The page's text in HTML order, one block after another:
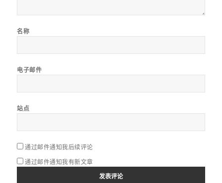
名称
电子邮件
站点
通过邮件通知我后续评论
通过邮件通知我有新文章